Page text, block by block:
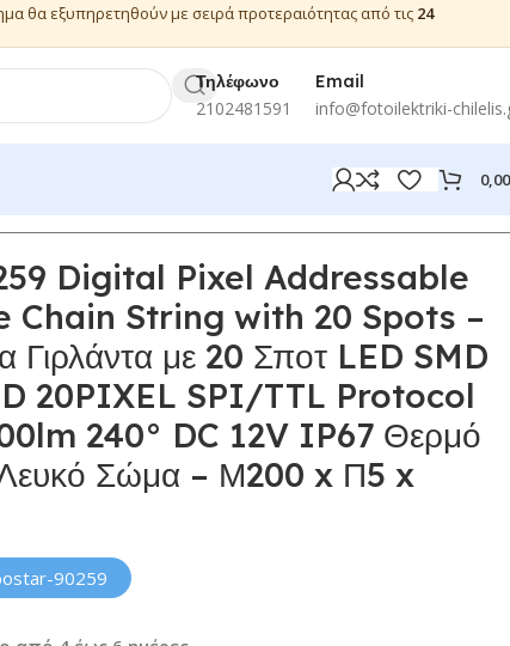
θα εξυπηρετηθούν με σειρά προτεραιότητας από τις 24
Τηλέφωνο
2102481591
Email
info@fotoilektriki-
Digital Pixel Addressable
Chain String with 20 Spots –
Γιρλάντα με 20 Σποτ LED SMD
20PIXEL SPI/TTL Protocol
240° DC 12V IP67 Θερμό
Σώμα – Μ200 x Π5 x
90259